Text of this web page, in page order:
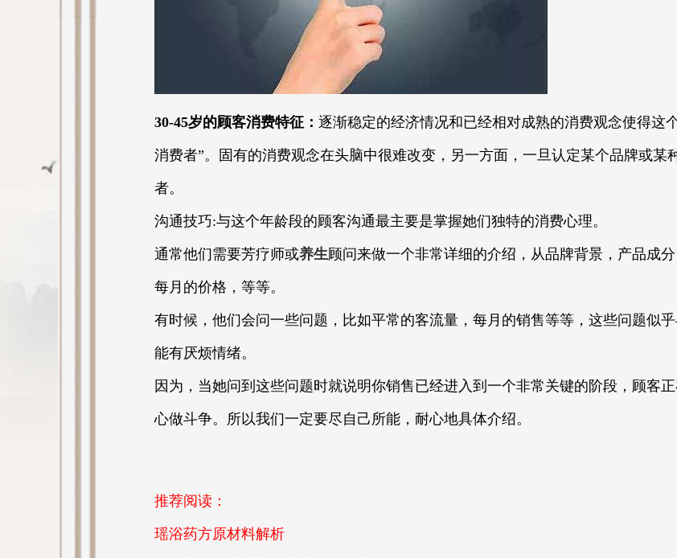
30-45岁的顾客消费特征： 逐渐稳定的经济情况和已经相对成熟的消费观念使得这
消费者”。固有的消费观念在头脑中很难改变，另一方面，一旦认定某个品牌或某
者。
沟通技巧:与这个年龄段的顾客沟通最主要是掌握她们独特的消费心理。
通常他们需要芳疗师或养生顾问来做一个非常详细的介绍，从品牌背景，产品成
每月的价格，等等。
有时候，他们会问一些问题，比如平常的客流量，每月的销售等等，这些问题似
能有厌烦情绪。
因为，当她问到这些问题时就说明你销售已经进入到一个非常关键的阶段，顾客
心做斗争。所以我们一定要尽自己所能，耐心地具体介绍。
推荐阅读：
瑶浴药方原材料解析